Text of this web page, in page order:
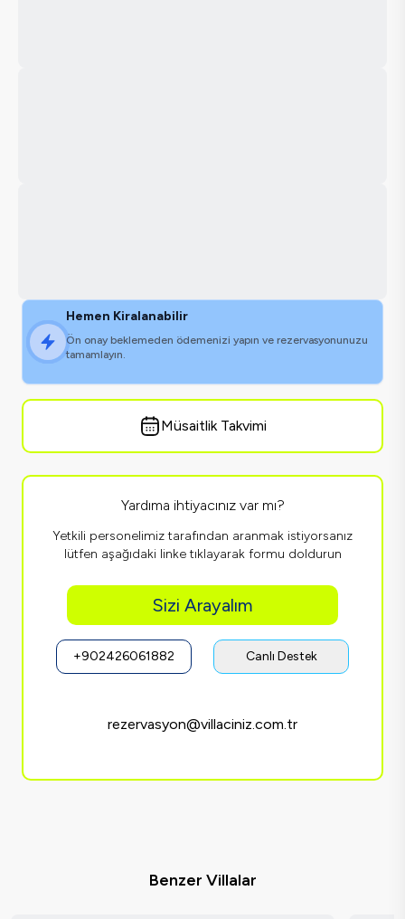
Hemen Kiralanabilir
Ön onay beklemeden ödemenizi yapın ve rezervasyonunuzu
tamamlayın.
Müsaitlik Takvimi
Yardıma ihtiyacınız var mı?
Yetkili personelimiz tarafından aranmak istiyorsanız
lütfen aşağıdaki linke tıklayarak formu doldurun
Sizi Arayalım
+902426061882 Canlı Destek
rezervasyon@villaciniz.com.tr
Benzer Villalar